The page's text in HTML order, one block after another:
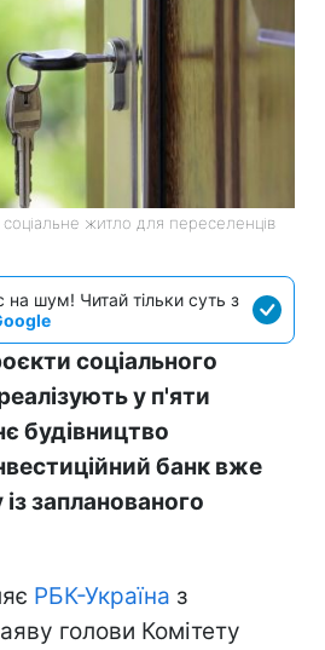
соціальне житло для переселенців
на шум! Читай тільки суть з
соціального
у п'яти
будівництво
банк вже
запланованого
РБК-Україна з
голови Комітету